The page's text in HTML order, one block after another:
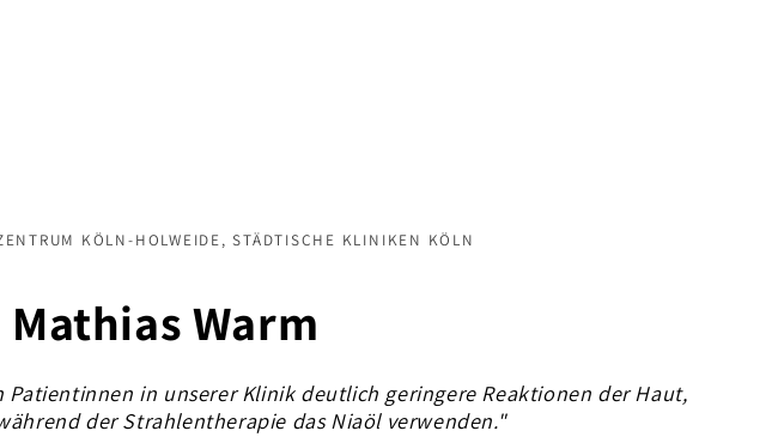
KÖLN-HOLWEIDE, STÄDTISCHE KLINIKEN KÖLN
Warm
Patientinnen in unserer Klinik deutlich geringere Reaktionen der Haut,
der Strahlentherapie das Niaöl verwenden."